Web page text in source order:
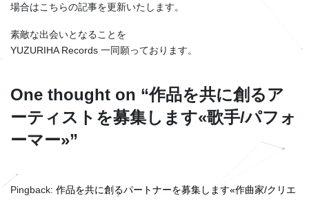
場合はこちらの記事を更新いたします。
素敵な出会いとなることを
YUZURIHA Records 一同願っております。
One thought on “作品を共に創るア
ーティストを募集します«歌手/パフォ
ーマー»”
Pingback: 作品を共に創るパートナーを募集します«作曲家/クリエ